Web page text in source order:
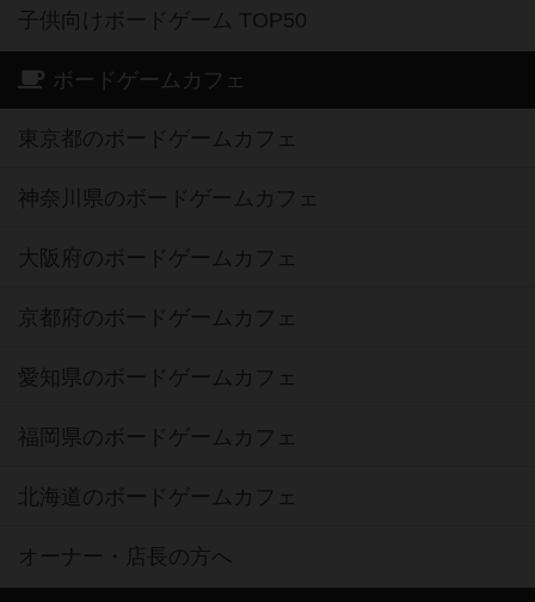
子供向けボードゲーム TOP50
ボードゲームカフェ
東京都のボードゲームカフェ
神奈川県のボードゲームカフェ
大阪府のボードゲームカフェ
京都府のボードゲームカフェ
愛知県のボードゲームカフェ
福岡県のボードゲームカフェ
北海道のボードゲームカフェ
オーナー・店長の方へ